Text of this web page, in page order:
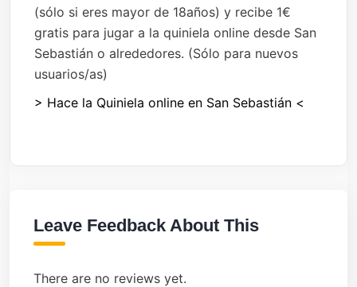
(sólo si eres mayor de 18años) y recibe 1€
gratis para jugar a la quiniela online desde San
Sebastián o alrededores. (Sólo para nuevos
usuarios/as)
> Hace la Quiniela online en San Sebastián <
Leave Feedback About This
There are no reviews yet.